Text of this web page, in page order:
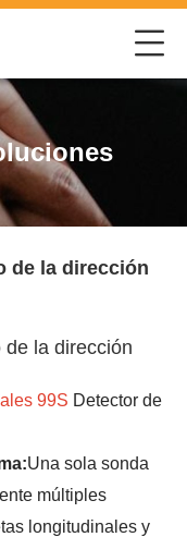
de la dirección
la dirección
99S Detector de
Una sola sonda
múltiples
longitudinales y